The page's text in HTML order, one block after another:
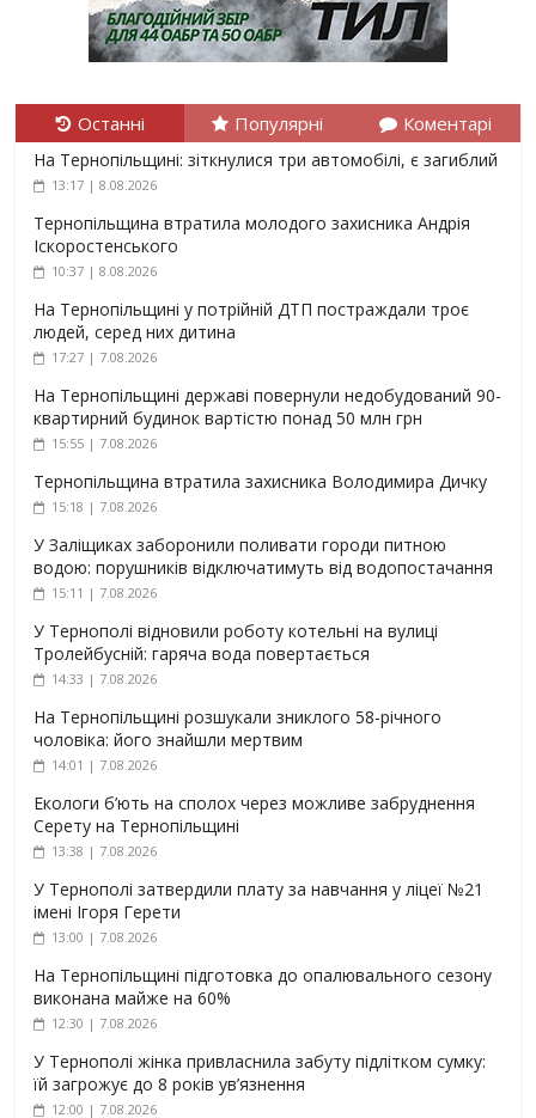
Останні Популярні Коментарі
На Тернопільщині: зіткнулися три автомобілі, є загиблий
13:17 | 8.08.2026
Тернопільщина втратила молодого захисника Андрія
Іскоростенського
10:37 | 8.08.2026
На Тернопільщині у потрійній ДТП постраждали троє
людей, серед них дитина
17:27 | 7.08.2026
На Тернопільщині державі повернули недобудований 90-
квартирний будинок вартістю понад 50 млн грн
15:55 | 7.08.2026
Тернопільщина втратила захисника Володимира Дичку
15:18 | 7.08.2026
У Заліщиках заборонили поливати городи питною
водою: порушників відключатимуть від водопостачання
15:11 | 7.08.2026
У Тернополі відновили роботу котельні на вулиці
Тролейбусній: гаряча вода повертається
14:33 | 7.08.2026
На Тернопільщині розшукали зниклого 58-річного
чоловіка: його знайшли мертвим
14:01 | 7.08.2026
Екологи б’ють на сполох через можливе забруднення
Серету на Тернопільщині
13:38 | 7.08.2026
У Тернополі затвердили плату за навчання у ліцеї №21
імені Ігоря Герети
13:00 | 7.08.2026
На Тернопільщині підготовка до опалювального сезону
виконана майже на 60%
12:30 | 7.08.2026
У Тернополі жінка привласнила забуту підлітком сумку:
їй загрожує до 8 років ув’язнення
12:00 | 7.08.2026